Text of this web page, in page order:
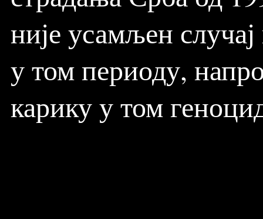
није усамљен
у том периоду,
карику у том